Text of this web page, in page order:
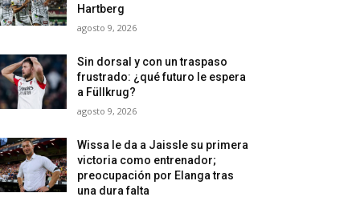
Hartberg
agosto 9, 2026
Sin dorsal y con un traspaso
frustrado: ¿qué futuro le espera
a Füllkrug?
agosto 9, 2026
Wissa le da a Jaissle su primera
victoria como entrenador;
preocupación por Elanga tras
una dura falta